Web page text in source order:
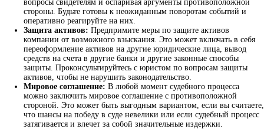
вопросы свидетелям и оспаривая аргументы противоположной
стороны. Будьте готовы к неожиданным поворотам событий и
оперативно реагируйте на них.
Защита активов: Предпримите меры по защите активов
компании от возможного взыскания. Это может включать в себя
переоформление активов на другие юридические лица, вывод
средств на счета в другие банки и другие законные способы
защиты. Проконсультируйтесь с юристом по вопросам защиты
активов, чтобы не нарушить законодательство.
Мировое соглашение: В любой момент судебного процесса
можно заключить мировое соглашение с противоположной
стороной. Это может быть выгодным вариантом, если вы считаете,
что шансы на победу в суде невелики или если судебный процесс
затягивается и влечет за собой значительные издержки.